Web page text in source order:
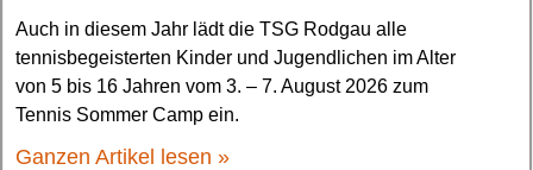
Auch in diesem Jahr lädt die TSG Rodgau alle
tennisbegeisterten Kinder und Jugendlichen im Alter
von 5 bis 16 Jahren vom 3. – 7. August 2026 zum
Tennis Sommer Camp ein.
Ganzen Artikel lesen »